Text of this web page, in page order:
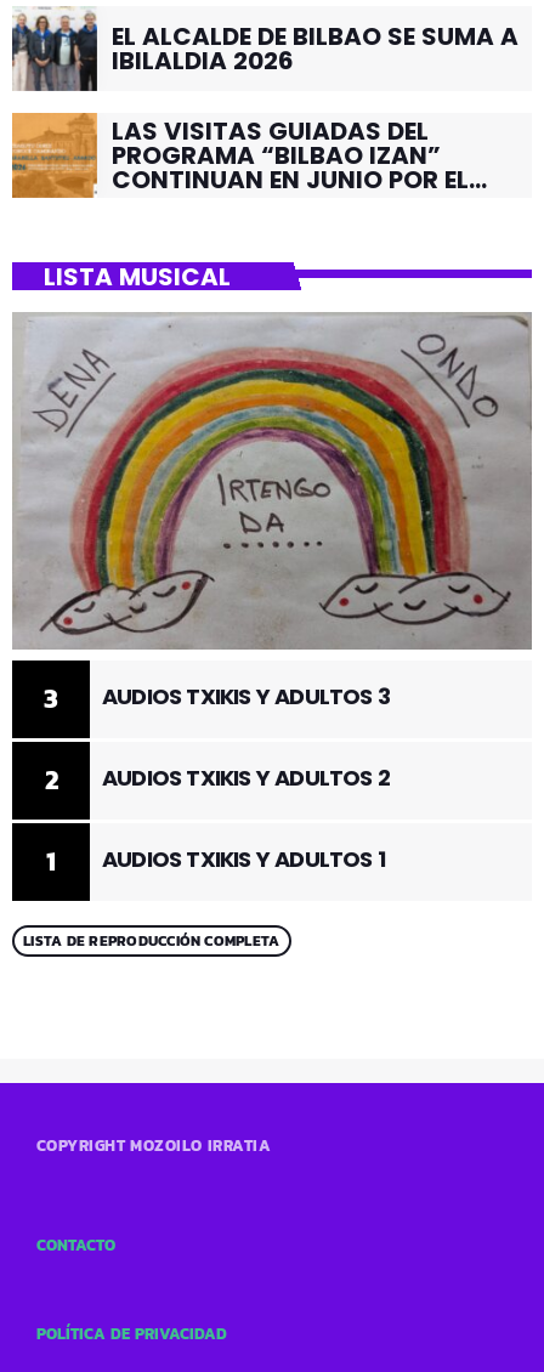
EL ALCALDE DE BILBAO SE SUMA A
IBILALDIA 2026
LAS VISITAS GUIADAS DEL
PROGRAMA “BILBAO IZAN”
CONTINUAN EN JUNIO POR EL
LISTA MUSICAL
1 AUDIOS TXIKIS Y ADULTOS 1
2 AUDIOS TXIKIS Y ADULTOS 2
3 AUDIOS TXIKIS Y ADULTOS 3
LISTA DE REPRODUCCIÓN COMPLETA
COPYRIGHT MOZOILO IRRATIA
CONTACTO
POLÍTICA DE PRIVACIDAD